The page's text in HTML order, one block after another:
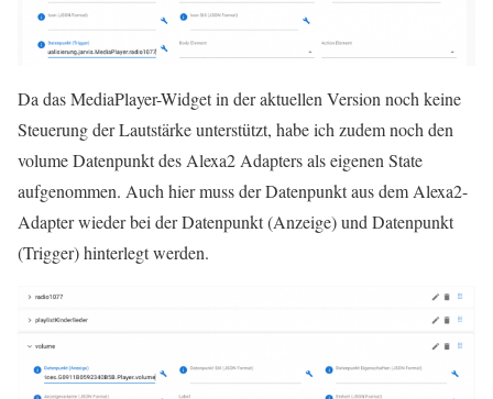
Da das MediaPlayer-Widget in der aktuellen Version noch keine
Steuerung der Lautstärke unterstützt, habe ich zudem noch den
volume Datenpunkt des Alexa2 Adapters als eigenen State
aufgenommen. Auch hier muss der Datenpunkt aus dem Alexa2-
Adapter wieder bei der Datenpunkt (Anzeige) und Datenpunkt
(Trigger) hinterlegt werden.